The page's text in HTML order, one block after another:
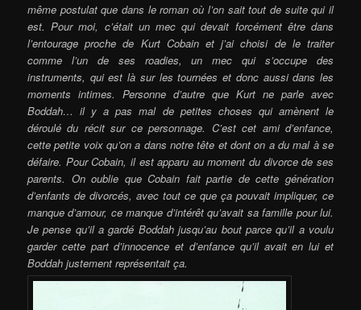
même postulat que dans le roman où l’on sait tout de suite qui il
est. Pour moi, c’était un mec qui devait forcément être dans
l’entourage proche de Kurt Cobain et j’ai choisi de le traiter
comme l’un de ses roadies, un mec qui s’occupe des
instruments, qui est là sur les tournées et donc aussi dans les
moments intimes. Personne d’autre que Kurt ne parle avec
Boddah… il y a pas mal de petites choses qui amènent le
déroulé du récit sur ce personnage. C’est cet ami d’enfance,
cette petite voix qu’on a dans notre tête et dont on a du mal à se
défaire. Pour Cobain, il est apparu au moment du divorce de ses
parents. On oublie que Cobain fait partie de cette génération
d’enfants de divorcés, avec tout ce que ça pouvait impliquer, ce
manque d’amour, ce manque d’intérêt qu’avait sa famille pour lui.
Je pense qu’il a gardé Boddah jusqu’au bout parce qu’il a voulu
garder cette part d’innocence et d’enfance qu’il avait en lui et
Boddah justement représentait ça.